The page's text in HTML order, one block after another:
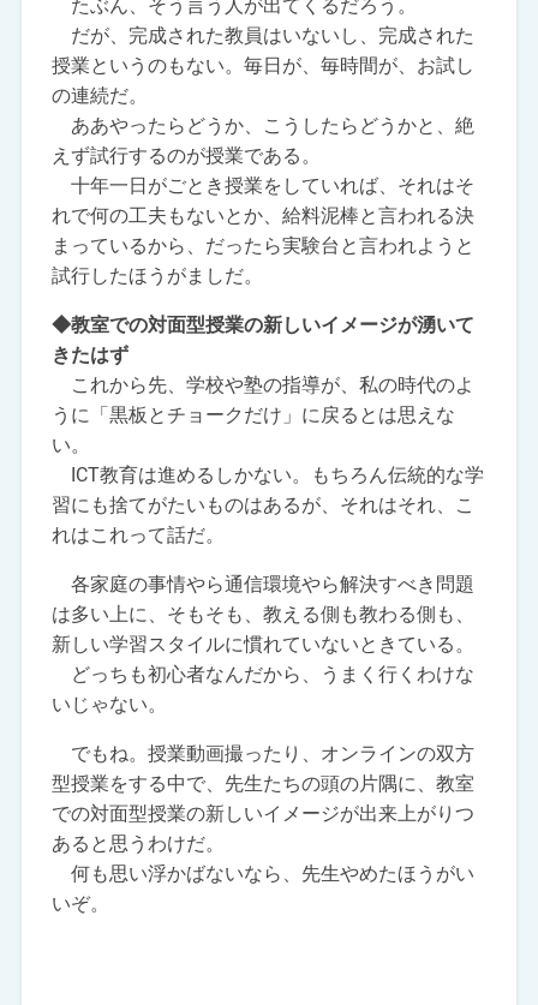
たぶん、そう言う人が出てくるだろう。
だが、完成された教員はいないし、完成された
授業というのもない。毎日が、毎時間が、お試し
の連続だ。
ああやったらどうか、こうしたらどうかと、絶
えず試行するのが授業である。
十年一日がごとき授業をしていれば、それはそ
れで何の工夫もないとか、給料泥棒と言われる決
まっているから、だったら実験台と言われようと
試行したほうがましだ。
◆教室での対面型授業の新しいイメージが湧いて
きたはず
これから先、学校や塾の指導が、私の時代のよ
うに「黒板とチョークだけ」に戻るとは思えな
い。
ICT教育は進めるしかない。もちろん伝統的な学
習にも捨てがたいものはあるが、それはそれ、こ
れはこれって話だ。
各家庭の事情やら通信環境やら解決すべき問題
は多い上に、そもそも、教える側も教わる側も、
新しい学習スタイルに慣れていないときている。
どっちも初心者なんだから、うまく行くわけな
いじゃない。
でもね。授業動画撮ったり、オンラインの双方
型授業をする中で、先生たちの頭の片隅に、教室
での対面型授業の新しいイメージが出来上がりつ
あると思うわけだ。
何も思い浮かばないなら、先生やめたほうがい
いぞ。